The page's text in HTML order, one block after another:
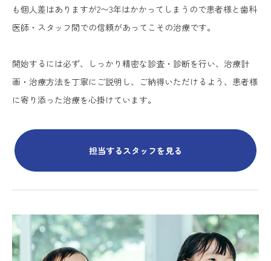
も個人差はありますが2〜3年はかかってしまうので患者様と歯科
医師・スタッフ間での信頼があってこその治療です。
開始するには必ず、しっかり精密な診査・診断を行い、治療計
画・治療方法を丁寧にご説明し、ご納得いただけるよう、患者様
に寄り添った治療を心掛けています。
担当するスタッフを見る